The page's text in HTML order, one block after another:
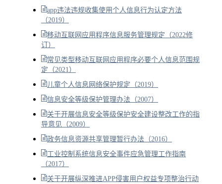
app违法违规收集使用个人信息行为认定方法
（2019）
移动互联网应用程序信息服务管理规定（2022修
订）
常见类型移动互联网应用程序必要个人信息范围规
定（2021）
儿童个人信息网络保护规定（2019）
信息安全等级保护管理办法（2007）
关于开展信息安全等级保护安全建设整改工作的指
导意见（2009）
政务信息资源共享管理暂行办法（2016）
工业控制系统信息安全事件应急管理工作指南
（2017）
关于开展纵深推进APP侵害用户权益专项整治行动